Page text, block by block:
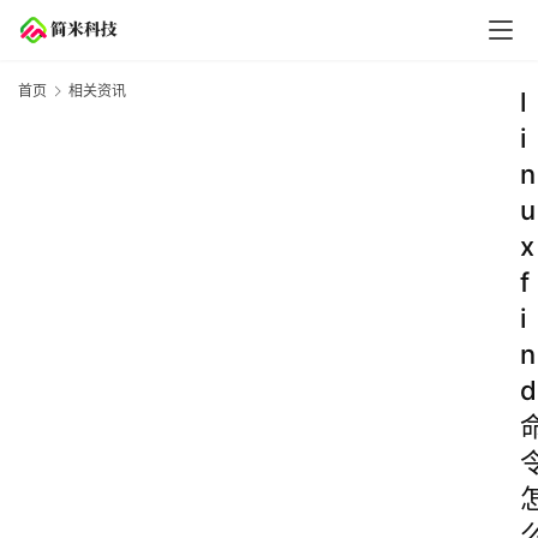
首页 相关资讯
l
i
n
u
x
f
i
n
d